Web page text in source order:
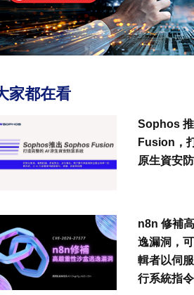
家都在看
Sophos
Fusion，
原生資安
n8n 修補
逸漏洞，
輯者以伺
行系統指令